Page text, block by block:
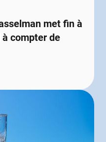
met fin à
à compter de